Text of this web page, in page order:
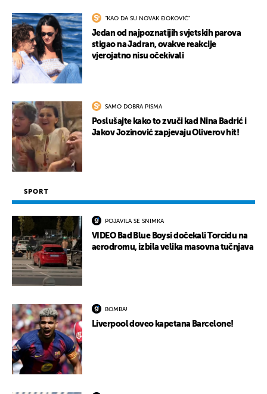
"KAO DA SU NOVAK ĐOKOVIĆ"
Jedan od najpoznatijih svjetskih parova
stigao na Jadran, ovakve reakcije
vjerojatno nisu očekivali
SAMO DOBRA PISMA
Poslušajte kako to zvuči kad Nina Badrić i
Jakov Jozinović zapjevaju Oliverov hit!
SPORT
POJAVILA SE SNIMKA
VIDEO Bad Blue Boysi dočekali Torcidu na
aerodromu, izbila velika masovna tučnjava
BOMBA!
Liverpool doveo kapetana Barcelone!